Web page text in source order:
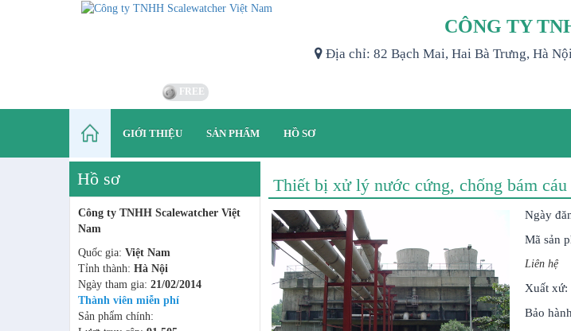
FREE
CÔNG TY
Địa chỉ: 82 Bạch Mai, Hai Bà Trưng, Hà
GIỚI THIỆU SẢN PHẨM HỒ SƠ
Hồ sơ
Công ty TNHH Scalewatcher Việt
Nam
Quốc gia: Việt Nam
Tỉnh thành: Hà Nội
Ngày tham gia: 21/02/2014
Thành viên miễn phí
Sản phẩm chính:
Thiết bị xử lý nước cứng, chống bám cáu
Ngày
Mã sản
Liên hệ
Xuất xứ:
Bảo